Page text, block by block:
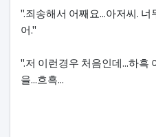
".죄송해서 어째요...아저씨. 너
어."
".저 이런경우 처음인데...하흑
을...흐흑...